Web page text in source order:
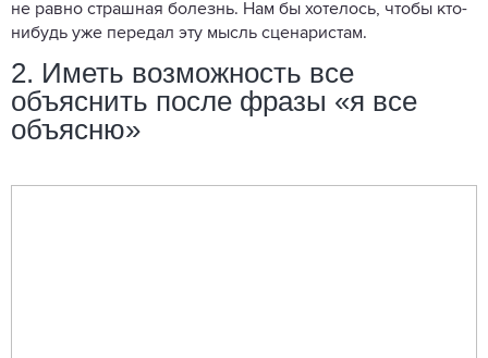
не равно страшная болезнь. Нам бы хотелось, чтобы кто-
нибудь уже передал эту мысль сценаристам.
2. Иметь возможность все
объяснить после фразы «я все
объясню»